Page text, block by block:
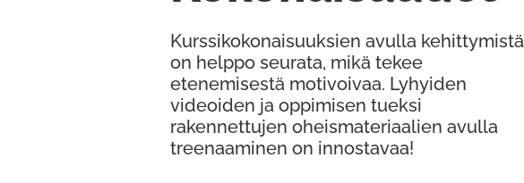
Kurssikokonaisuuksien avulla kehittymistä
on helppo seurata, mikä tekee
etenemisestä motivoivaa. Lyhyiden
videoiden ja oppimisen tueksi
rakennettujen oheismateriaalien avulla
treenaaminen on innostavaa!